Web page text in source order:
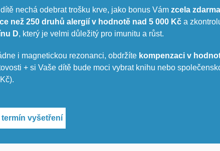
nechá odebrat trošku krve, jako bonus Vám zcela zdarma
než 250 druhů alergií v hodnotě nad 5 000 Kč a
D, který je velmi důležitý pro imunitu a růst.
i magnetickou rezonanci, obdržíte kompenzaci v
+ si Vaše dítě bude moci vybrat knihu nebo
termín vyšetření